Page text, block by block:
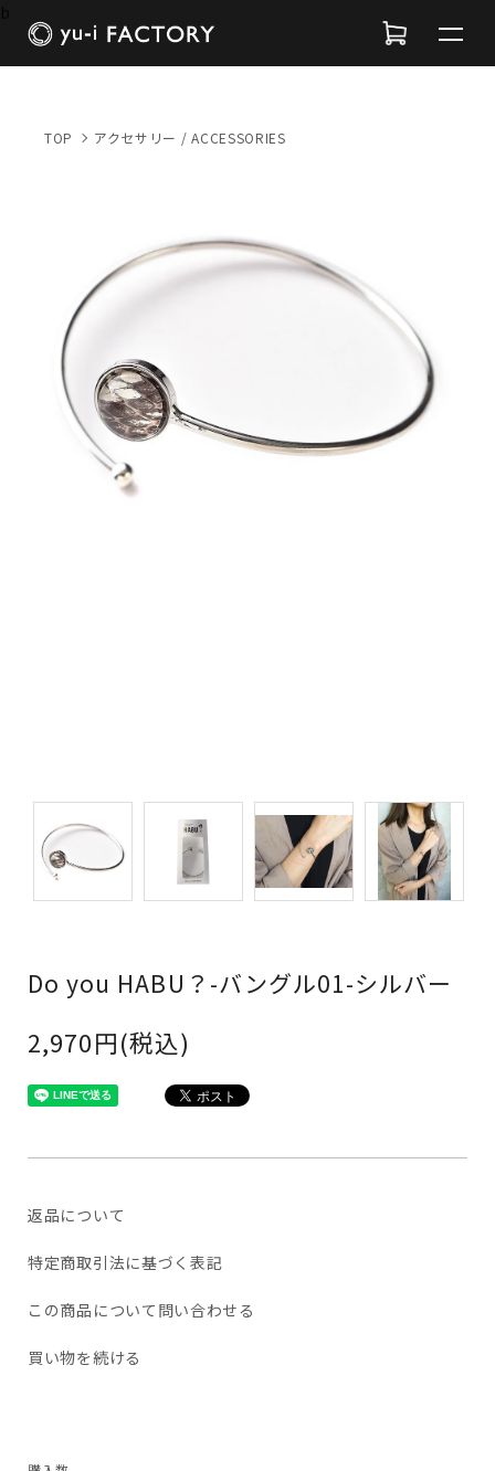
TOP アクセサリー / ACCESSORIES
Do you HABU？-バングル01-シルバー
2,970円(税込)
返品について
特定商取引法に基づく表記
この商品について問い合わせる
買い物を続ける